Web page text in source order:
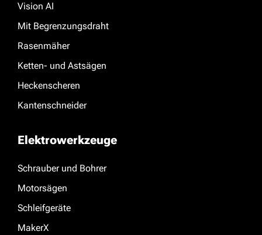
Vision AI
Mit Begrenzungsdraht
Rasenmäher
Ketten- und Astsägen
Heckenscheren
Kantenschneider
Elektrowerkzeuge
Schrauber und Bohrer
Motorsägen
Schleifgeräte
MakerX